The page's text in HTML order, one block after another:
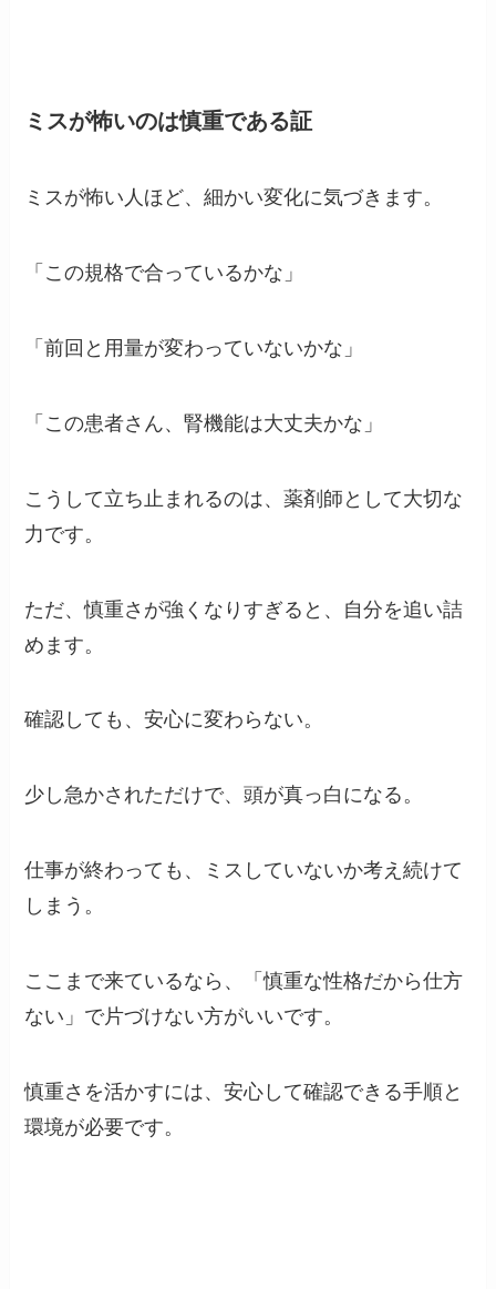
ミスが怖いのは慎重である証
ミスが怖い人ほど、細かい変化に気づきます。
「この規格で合っているかな」
「前回と用量が変わっていないかな」
「この患者さん、腎機能は大丈夫かな」
こうして立ち止まれるのは、薬剤師として大切な
力です。
ただ、慎重さが強くなりすぎると、自分を追い詰
めます。
確認しても、安心に変わらない。
少し急かされただけで、頭が真っ白になる。
仕事が終わっても、ミスしていないか考え続けて
しまう。
ここまで来ているなら、「慎重な性格だから仕方
ない」で片づけない方がいいです。
慎重さを活かすには、安心して確認できる手順と
環境が必要です。